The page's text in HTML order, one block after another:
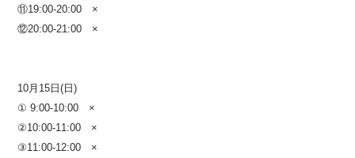
⑪19:00-20:00 ×
⑫20:00-21:00 ×
10月15日(日)
① 9:00-10:00 ×
②10:00-11:00 ×
③11:00-12:00 ×